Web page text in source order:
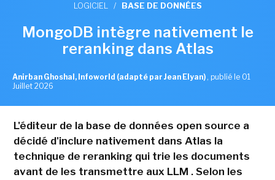
LOGICIEL / BASE DE DONNÉES
MongoDB intègre nativement le
reranking dans Atlas
Anirban Ghoshal, Infoworld (adapté par Jean Elyan) , publié le 01
Juillet 2026
L'éditeur de la base de données open source a
décidé d'inclure nativement dans Atlas la
technique de reranking qui trie les documents
avant de les transmettre aux LLM . Selon les